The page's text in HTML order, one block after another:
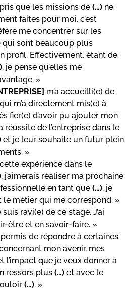
que les missions de (…) ne
faites pour moi, c’est
me concentrer sur les
qui sont beaucoup plus
profil. Effectivement, étant de
, je pense qu’elles me
»
m’a accueilli(e) de
m’a directement mis(e) à
fier(e) d’avoir pu ajouter mon
réussite de l’entreprise dans le
et je leur souhaite un futur plein
»
expérience dans le
, j’aimerais réaliser ma prochaine
en tant que (…), je
le métier qui me correspond. »
ravi(e) de ce stage. J’ai
être et en savoir-faire. »
permis de répondre à certaines
mon avenir, mes
l’impact que je veux donner à
ressors plus (…) et avec le
(…). »